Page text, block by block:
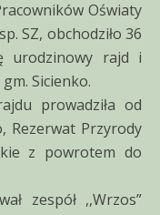
Oświaty
SZ, obchodziło 36
urodzinowy rajd i
Sicienko.
prowadziła od
Rezerwat Przyrody
z powrotem do
zespół ,,Wrzos”